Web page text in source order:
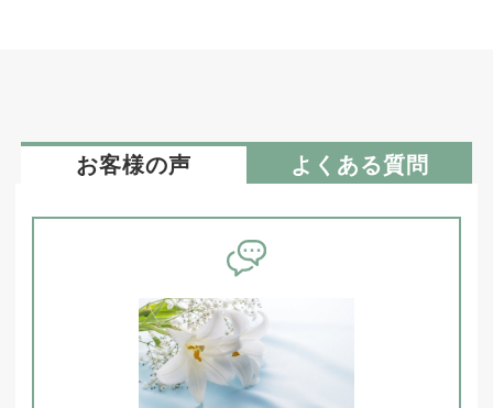
お客様の声 よくある質問